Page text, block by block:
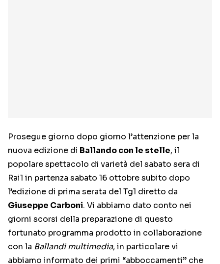
Prosegue giorno dopo giorno l’attenzione per la
nuova edizione di Ballando con le stelle, il
popolare spettacolo di varietà del sabato sera di
Rai1 in partenza sabato 16 ottobre subito dopo
l’edizione di prima serata del Tg1 diretto da
Giuseppe Carboni. Vi abbiamo dato conto nei
giorni scorsi della preparazione di questo
fortunato programma prodotto in collaborazione
con la Ballandi multimedia, in particolare vi
abbiamo informato dei primi “abboccamenti” che